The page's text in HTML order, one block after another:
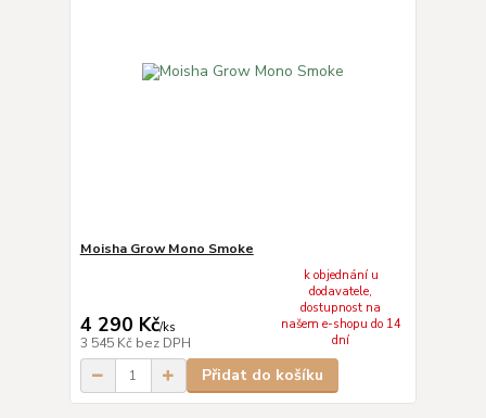
Moisha Grow Mono Smoke
4 290 Kč/ks
3 545 Kč bez DPH
k objednání u
dodavatele,
dostupnost na
našem e-shopu do 14
dní
Přidat do košíku